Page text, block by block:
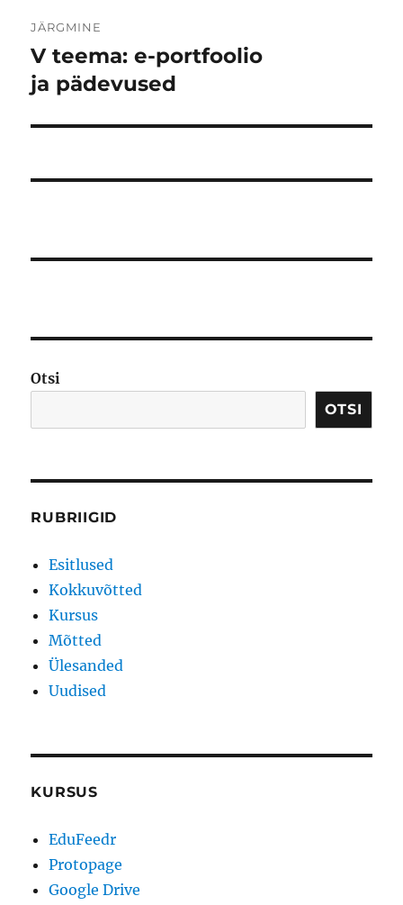
JÄRGMINE
Järgmine
postitus:
V teema: e-portfoolio
ja pädevused
Otsi
OTSI
RUBRIIGID
Esitlused
Kokkuvõtted
Kursus
Mõtted
Ülesanded
Uudised
KURSUS
EduFeedr
Protopage
Google Drive